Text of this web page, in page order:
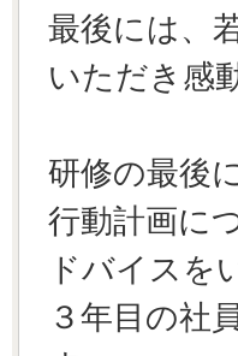
最後には、
いただき感
研修の最後
行動計画に
ドバイスを
３年目の社